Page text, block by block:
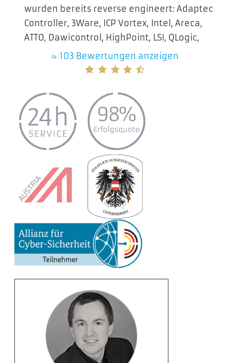
wurden bereits reverse engineert: Adaptec
Controller, 3Ware, ICP Vortex, Intel, Areca,
ATTO, Dawicontrol, HighPoint, LSI, QLogic,
» 103 Bewertungen anzeigen